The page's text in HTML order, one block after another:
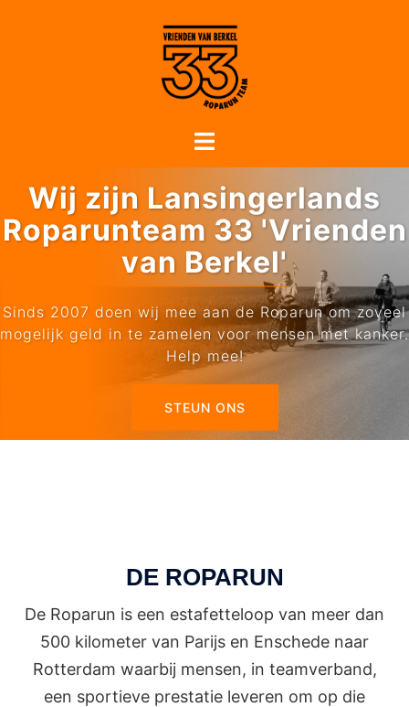
Wij zijn Lansingerlands
Roparunteam 33 'Vrienden
van Berkel'
Sinds 2007 doen wij mee aan de Roparun om zoveel
mogelijk geld in te zamelen voor mensen met kanker.
Help mee!
STEUN ONS
DE ROPARUN
De Roparun is een estafetteloop van meer dan
500 kilometer van Parijs en Enschede naar
Rotterdam waarbij mensen, in teamverband,
een sportieve prestatie leveren om op die